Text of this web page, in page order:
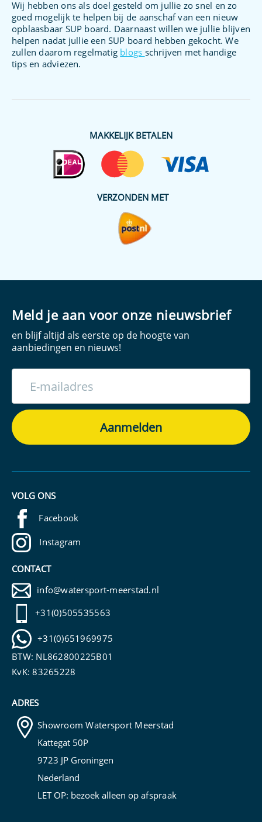
Wij hebben ons als doel gesteld om jullie zo snel en zo
goed mogelijk te helpen bij de aanschaf van een nieuw
opblaasbaar SUP board. Daarnaast willen we jullie blijven
helpen nadat jullie een SUP board hebben gekocht. We
zullen daarom regelmatig blogs schrijven met handige
tips en adviezen.
MAKKELIJK BETALEN
VERZONDEN MET
Meld je aan voor onze nieuwsbrief
en blijf altijd als eerste op de hoogte van
aanbiedingen en nieuws!
VOLG ONS
Facebook
Instagram
CONTACT
info@watersport-meerstad.nl
+31(0)505535563
+31(0)651969975
BTW: NL862800225B01
KvK: 83265228
ADRES
Showroom Watersport Meerstad
Kattegat 50P
9723 JP Groningen
Nederland
LET OP: bezoek alleen op afspraak